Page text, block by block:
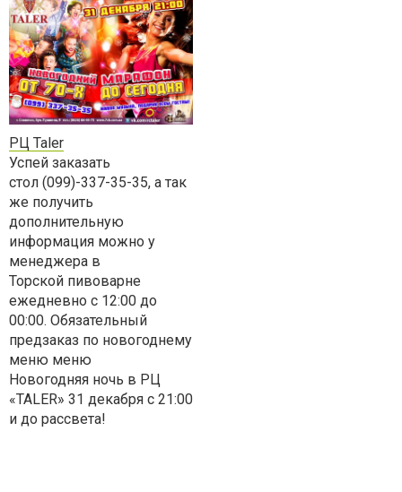
РЦ Taler
Успей заказать
стол (099)-337-35-35, а так
же получить
дополнительную
информация можно у
менеджера в
Торской пивоварне
ежедневно с 12:00 до
00:00. Обязательный
предзаказ по новогоднему
меню меню
Новогодняя ночь в РЦ
«TALER» 31 декабря с 21:00
и до рассвета!